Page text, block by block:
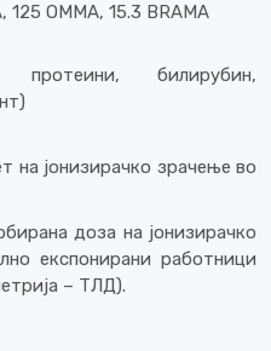
125 OMMA, 15.3 BRAMA
билирубин,
на јонизирачко зрачење во
доза на јонизирачко
експонирани работници
– ТЛД).